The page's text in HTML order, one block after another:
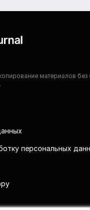
материалов
персональных